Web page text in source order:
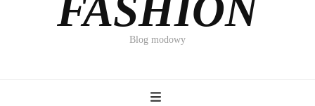
FASHION
Blog modowy